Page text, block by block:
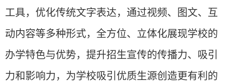
工具，优化传统文字表达，通过视频、图文、互
动内容等多种形式，全方位、立体化展现学校的
办学特色与优势， 提升招生宣传的传播力、吸引
力和影响力，为学校吸引优质生源创造更有利的